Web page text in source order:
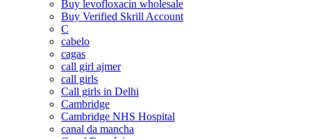
Buy levofloxacin wholesale
Buy Verified Skrill Account
C
cabelo
cagas
call girl ajmer
call girls
Call girls in Delhi
Cambridge
Cambridge NHS Hospital
canal da mancha